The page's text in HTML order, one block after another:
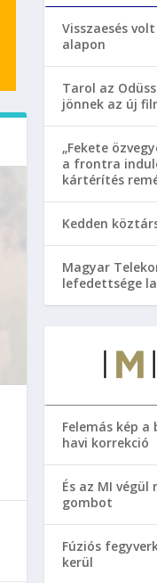
Visszaesés
alapon
Tarol az
jönnek az új
„Fekete
a frontra
kártérítés
Kedden
Magyar
lefedettsége
Felemás kép a
havi korrekció
És az MI
gombot
Fúziós
kerül